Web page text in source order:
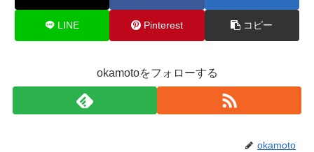
LINE Pinterest コピー
okamotoをフォローする
okamoto